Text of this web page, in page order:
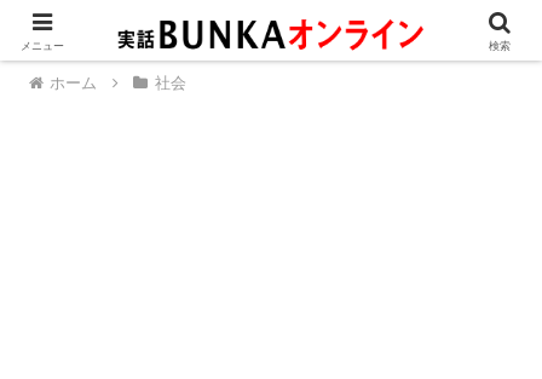
ホーム 社会
メニュー 検索